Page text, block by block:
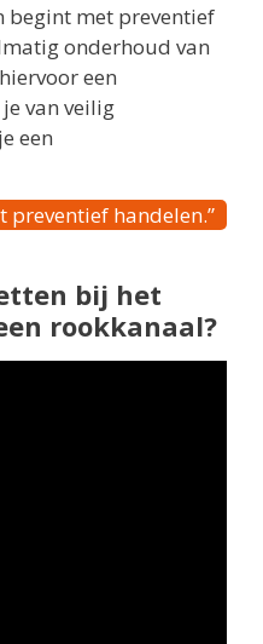
begint met preventief
onderhoud van
een
van veilig
een
preventief handelen.”
bij het
rookkanaal?